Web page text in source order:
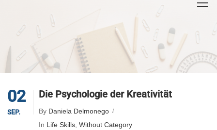
02
SEP.
Die Psychologie der Kreativität
By Daniela Delmonego
In Life Skills Without Category